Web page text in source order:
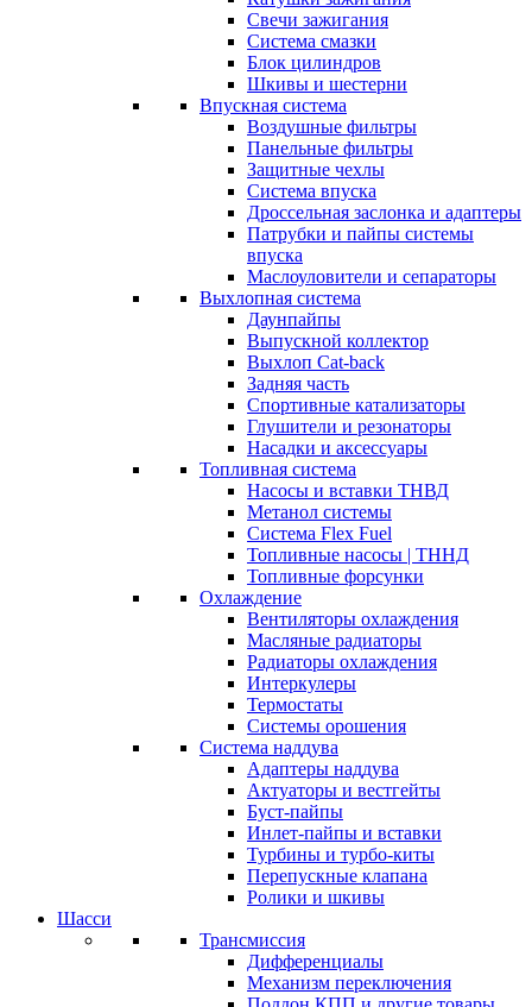
Свечи зажигания
Система смазки
Блок цилиндров
Шкивы и шестерни
Впускная система
Воздушные фильтры
Панельные фильтры
Защитные чехлы
Система впуска
Дроссельная заслонка и адаптеры
Патрубки и пайпы системы
впуска
Маслоуловители и сепараторы
Выхлопная система
Даунпайпы
Выпускной коллектор
Выхлоп Cat-back
Задняя часть
Спортивные катализаторы
Глушители и резонаторы
Насадки и аксессуары
Топливная система
Насосы и вставки ТНВД
Метанол системы
Система Flex Fuel
Топливные насосы | ТННД
Топливные форсунки
Охлаждение
Вентиляторы охлаждения
Масляные радиаторы
Радиаторы охлаждения
Интеркулеры
Термостаты
Системы орошения
Система наддува
Адаптеры наддува
Актуаторы и вестгейты
Буст-пайпы
Инлет-пайпы и вставки
Турбины и турбо-киты
Перепускные клапана
Ролики и шкивы
Шасси
Трансмиссия
Дифференциалы
Механизм переключения